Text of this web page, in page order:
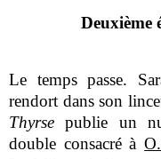
Deuxième
Le temps passe.
rendort dans son
Thyrse publie un
double consacré à